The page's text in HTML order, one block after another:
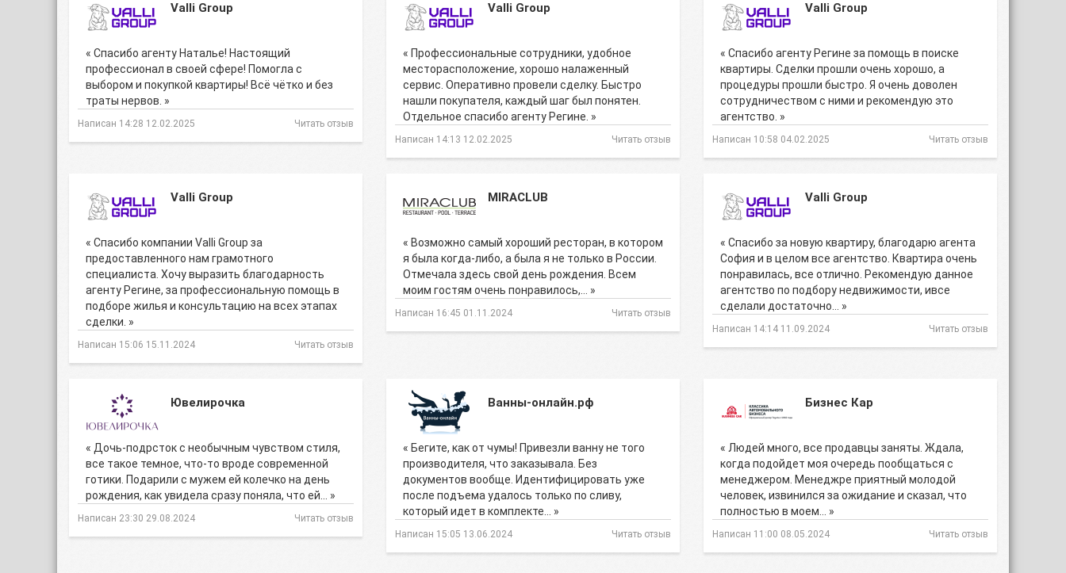
Valli Group
« Cпасибо агенту Наталье! Настоящий
профессионал в своей сфере! Помогла с
выбором и покупкой квартиры! Всё чётко и без
траты нервов. »
Написан 14:28 12.02.2025 Читать отзыв
Valli Group
« Профессиональные сотрудники, удобное
месторасположение, хорошо налаженный
сервис. Оперативно провели сделку. Быстро
нашли покупателя, каждый шаг был понятен.
Отдельное спасибо агенту Регине. »
Написан 14:13 12.02.2025 Читать отзыв
Valli Group
« Спасибо агенту Регине за помощь в поиске
квартиры. Сделки прошли очень хорошо, а
процедуры прошли быстро. Я очень доволен
сотрудничеством с ними и рекомендую это
агентство. »
Написан 10:58 04.02.2025 Читать отзыв
Valli Group
« Спасибо компании Valli Group за
предоставленного нам грамотного
специалиста. Хочу выразить благодарность
агенту Регине, за профессиональную помощь в
подборе жилья и консультацию на всех этапах
сделки. »
Написан 15:06 15.11.2024 Читать отзыв
MIRACLUB
« Возможно самый хороший ресторан, в котором
я была когда-либо, а была я не только в России.
Отмечала здесь свой день рождения. Всем
моим гостям очень понравилось,… »
Написан 16:45 01.11.2024 Читать отзыв
Valli Group
« Спасибо за новую квартиру, благодарю агента
София и в целом все агентство. Квартира очень
понравилась, все отлично. Рекомендую данное
агентство по подбору недвижимости, ивсе
сделали достаточно… »
Написан 14:14 11.09.2024 Читать отзыв
Ювелирочка
« Дочь-подрсток с необычным чувством стиля,
все такое темное, что-то вроде современной
готики. Подарили с мужем ей колечко на день
рождения, как увидела сразу поняла, что ей… »
Написан 23:30 29.08.2024 Читать отзыв
Ванны-онлайн.рф
« Бегите, как от чумы! Привезли ванну не того
производителя, что заказывала. Без
документов вообще. Идентифицировать уже
после подъема удалось только по сливу,
который идет в комплекте… »
Написан 15:05 13.06.2024 Читать отзыв
Бизнес Кар
« Людей много, все продавцы заняты. Ждала,
когда подойдет моя очередь пообщаться с
менеджером. Менеджре приятный молодой
человек, извинился за ожидание и сказал, что
полностью в моем… »
Написан 11:00 08.05.2024 Читать отзыв